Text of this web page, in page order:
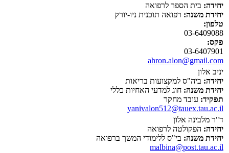
יחידה: בית הספר לרפואה
יחידת משנה: רפואה תוכנית ניו-יורק
טלפון:
03-6409088
פקס:
03-6407901
ahron.alon@gmail.com
יניב אלון
יחידה: ביה"ס למקצועות בריאות
יחידת משנה: חוג למדעי האחיות כללי
תפקיד: עובד מחקר
yanivalon512@tauex.tau.ac.il
ד"ר מלבינה אלון
יחידה: הפקולטה לרפואה
יחידת משנה: בי"ס ללימודי המשך ברפואה
malbina@post.tau.ac.il